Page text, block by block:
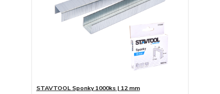
STAVTOOL Sponky 1000ks | 12 mm